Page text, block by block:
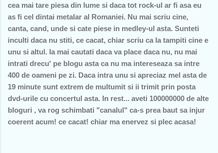
cea mai tare piesa din lume si daca tot rock-ul ar fi asa eu
as fi cel dintai metalar al Romaniei. Nu mai scriu cine,
canta, cand, unde si cate piese in medley-ul asta. Sunteti
inculti daca nu stiti, ce cacat, chiar scriu ca la tampiti cine e
unu si altul. Ia mai cautati daca va place daca nu, nu mai
intrati drecu' pe blogu asta ca nu ma intereseaza sa intre
400 de oameni pe zi. Daca intra unu si apreciaz mel asta de
19 minute sunt extrem de multumit si ii trimit prin posta
dvd-urile cu concertul asta. In rest... aveti 100000000 de alte
bloguri , va rog schimbati "canalul" ca-s prea baut sa injur
coerent acum! ce cacat! chiar ma enervez si plec acasa!